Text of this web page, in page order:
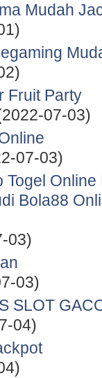
Mudah
Fruit Party
07-03)
07-03)
Togel
Bola88
03)
03)
SLOT
04)